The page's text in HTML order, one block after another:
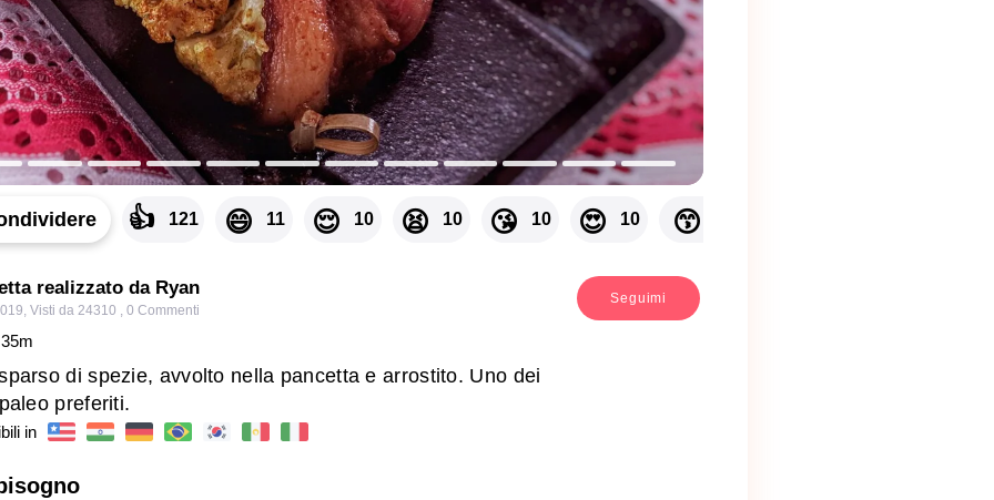
👍 121 😄 11 😌 10 😫 10 😘 10 😍 10 😙
realizzato da Ryan
, Visti da 24310 , 0 Commenti
Seguimi
35m
di spezie, avvolto nella pancetta e arrostito. Uno dei
preferiti.
in